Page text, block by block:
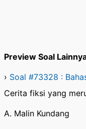
Preview Soal
› Soal #73328 :
Cerita fiksi yang
A. Malin Kundang